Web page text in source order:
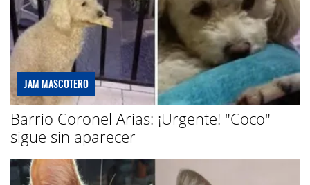
JAM MASCOTERO
Barrio Coronel Arias: ¡Urgente! "Coco"
sigue sin aparecer